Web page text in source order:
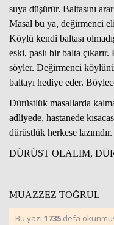
suya düşürür. Baltasını
Masal bu ya, değirmenci
Köylü kendi baltası
eski, paslı bir balta
söyler. Değirmenci
baltayı hediye eder.
Dürüstlük masallarda
adliyede, hastanede
dürüstlük herkese lazımdır.
DÜRÜST OLALIM,
MUAZZEZ TOĞRUL
Bu yazı 1735 defa